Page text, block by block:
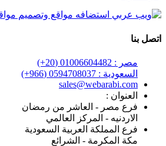
اتصل بنا
مصر : 01006604482 (20+)
السعودية : 0594708037 (966+)
sales@webarabi.com
العنوان :
فرع مصر - العاشر من رمضان
الاردنيه - المركز العالمي
فرع المملكة العربية السعودية
مكة المكرمة - الشرائع